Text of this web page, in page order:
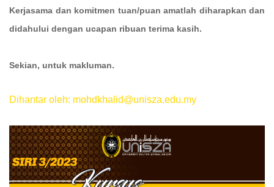
Kerjasama dan komitmen tuan/puan amatlah diharapkan dan
didahului dengan ucapan ribuan terima kasih.
Sekian, untuk makluman.
Dihantar oleh: mohdkhalid@unisza.edu.my